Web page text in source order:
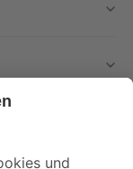
verpassen!